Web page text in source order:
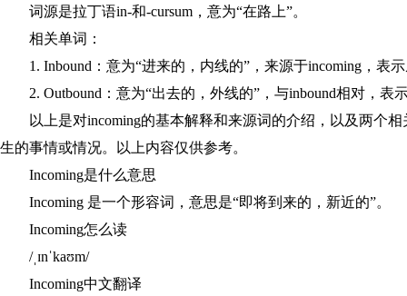
词源是拉丁语in-和-cursum，意为“在路上”。
相关单词：
1. Inbound：意为“进来的，内线的”，来源于incoming，表
2. Outbound：意为“出去的，外线的”，与inbound相对，
以上是对incoming的基本解释和来源词的介绍，以及两个
生的事情或情况。以上内容仅供参考。
Incoming是什么意思
Incoming 是一个形容词，意思是“即将到来的，新近的”。
Incoming怎么读
/ˌɪnˈkaʊm/
Incoming中文翻译